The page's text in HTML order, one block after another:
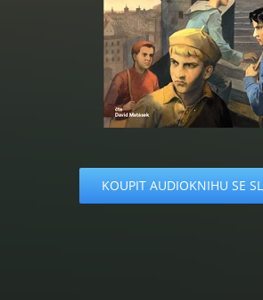
KOUPIT AUDIOKNIHU SE